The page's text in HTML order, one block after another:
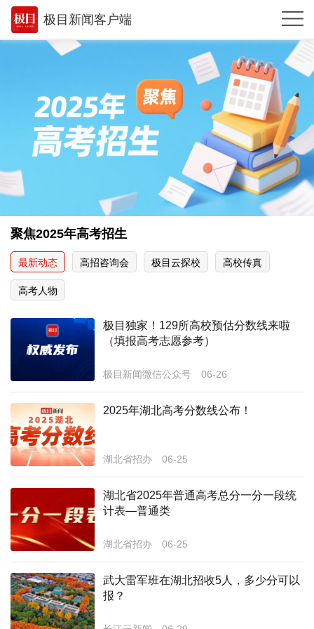
极目新闻客户端
观点
时政
湖北
武汉
世相
环球
专题
经济
健康
悠游
汽车
房产
消费
创意
聚焦2025年高考招生
最新动态 高招咨询会 极目云探校 高校传真
高考人物
极目独家！129所高校预估分数线来啦
（填报高考志愿参考）
极目新闻微信公众号 06-26
2025年湖北高考分数线公布！
湖北省招办 06-25
湖北省2025年普通高考总分一分一段统
计表—普通类
湖北省招办 06-25
武大雷军班在湖北招收5人，多少分可以
报？